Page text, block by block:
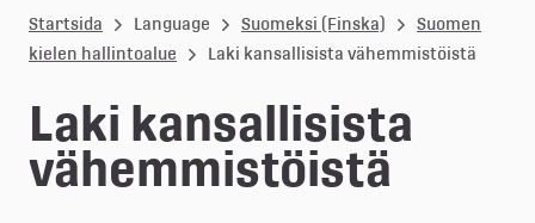
u
l
e
å
Startsida Language Suomeksi (Finska)
Suomen
kielen hallintoalue
Laki kansallisista vähemmistöistä
Laki kansallisista
vähemmistöistä